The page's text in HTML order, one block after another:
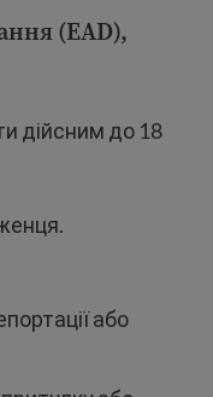
(EAD),
дійсним до 18
або